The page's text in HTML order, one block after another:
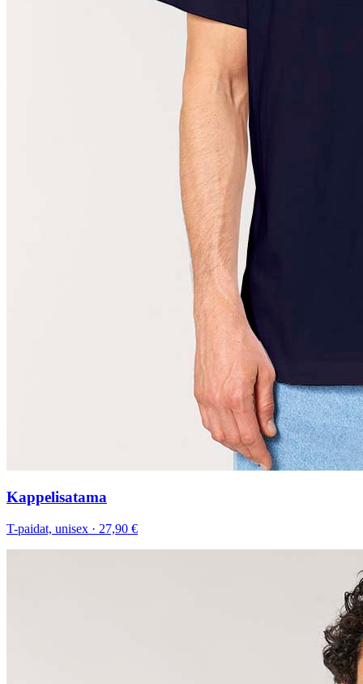
Kappelisatama
T-paidat, unisex · 27,90 €